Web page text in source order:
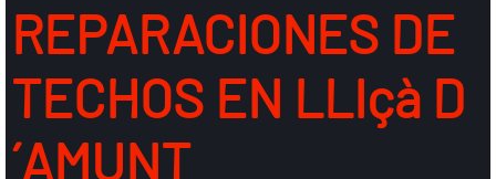
REPARACIONES DE
TECHOS EN LLIçà D
´AMUNT